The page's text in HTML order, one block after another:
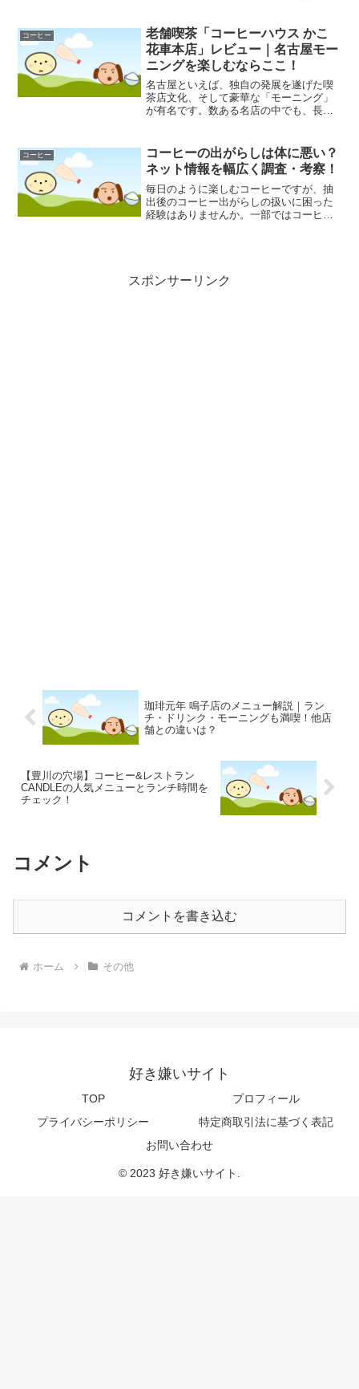
が、筋力トレーニングの質を高める鍵に
なるかもしれない、という...
コーヒー
老舗喫茶「コーヒーハウス かこ
花車本店」レビュー｜名古屋モー
ニングを楽しむならここ！
名古屋といえば、独自の発展を遂げた喫
茶店文化、そして豪華な「モーニング」
が有名です。数ある名店の中でも、長年
かこ 花車本店」です。その名は名古屋の
喫茶店好きならずとも...
コーヒー
コーヒーの出がらしは体に悪い？
ネット情報を幅広く調査・考察！
毎日のように楽しむコーヒーですが、抽
出後のコーヒー出がらしの扱いに困った
経験はありませんか。一部ではコーヒー
スポンサーリンク
珈琲元年 鳴子店のメニュー解説｜ラン
チ・ドリンク・モーニングも満喫！他店
舗との違いは？
【豊川の穴場】コーヒー&レストラン
CANDLEの人気メニューとランチ時間を
チェック！
コメント
コメントを書き込む
ホーム その他
好き嫌いサイト
TOP
プロフィール
プライバシーポリシー
特定商取引法に基づく表記
お問い合わせ
© 2023 好き嫌いサイト.